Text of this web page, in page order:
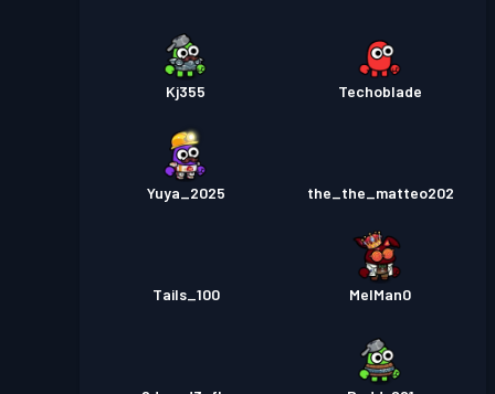
Kj355 Techoblade
Yuya_2025 the_the_matteo202
Tails_100 MelMan0